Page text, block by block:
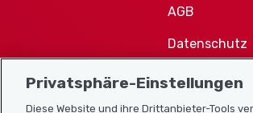
AGB
Datenschutz
Cookie-
Privatsphäre-Einstellungen
Diese Website und ihre Drittanbieter-Tools